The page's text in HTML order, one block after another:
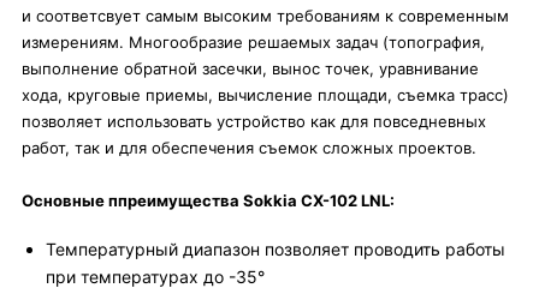
и соответсвует самым высоким требованиям к современным
измерениям. Многообразие решаемых задач (топография,
выполнение обратной засечки, вынос точек, уравнивание
хода, круговые приемы, вычисление площади, съемка трасс)
позволяет использовать устройство как для повседневных
работ, так и для обеспечения съемок сложных проектов.
Основные ппреимущества Sokkia CX-102 LNL:
Температурный диапазон позволяет проводить работы
при температурах до -35°